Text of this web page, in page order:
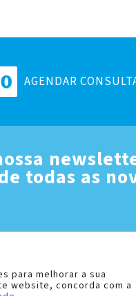
para melhorar a sua
website, concorda com a
AGENDAR
todas as
POLÍTICA DE PRIVACIDADE